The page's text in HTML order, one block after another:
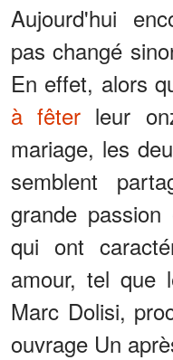
Aujourd'hui
pas changé
En effet, alors
à fêter leur
mariage, les
semblent
grande
qui ont
amour, tel que
Marc Dolisi,
ouvrage Un